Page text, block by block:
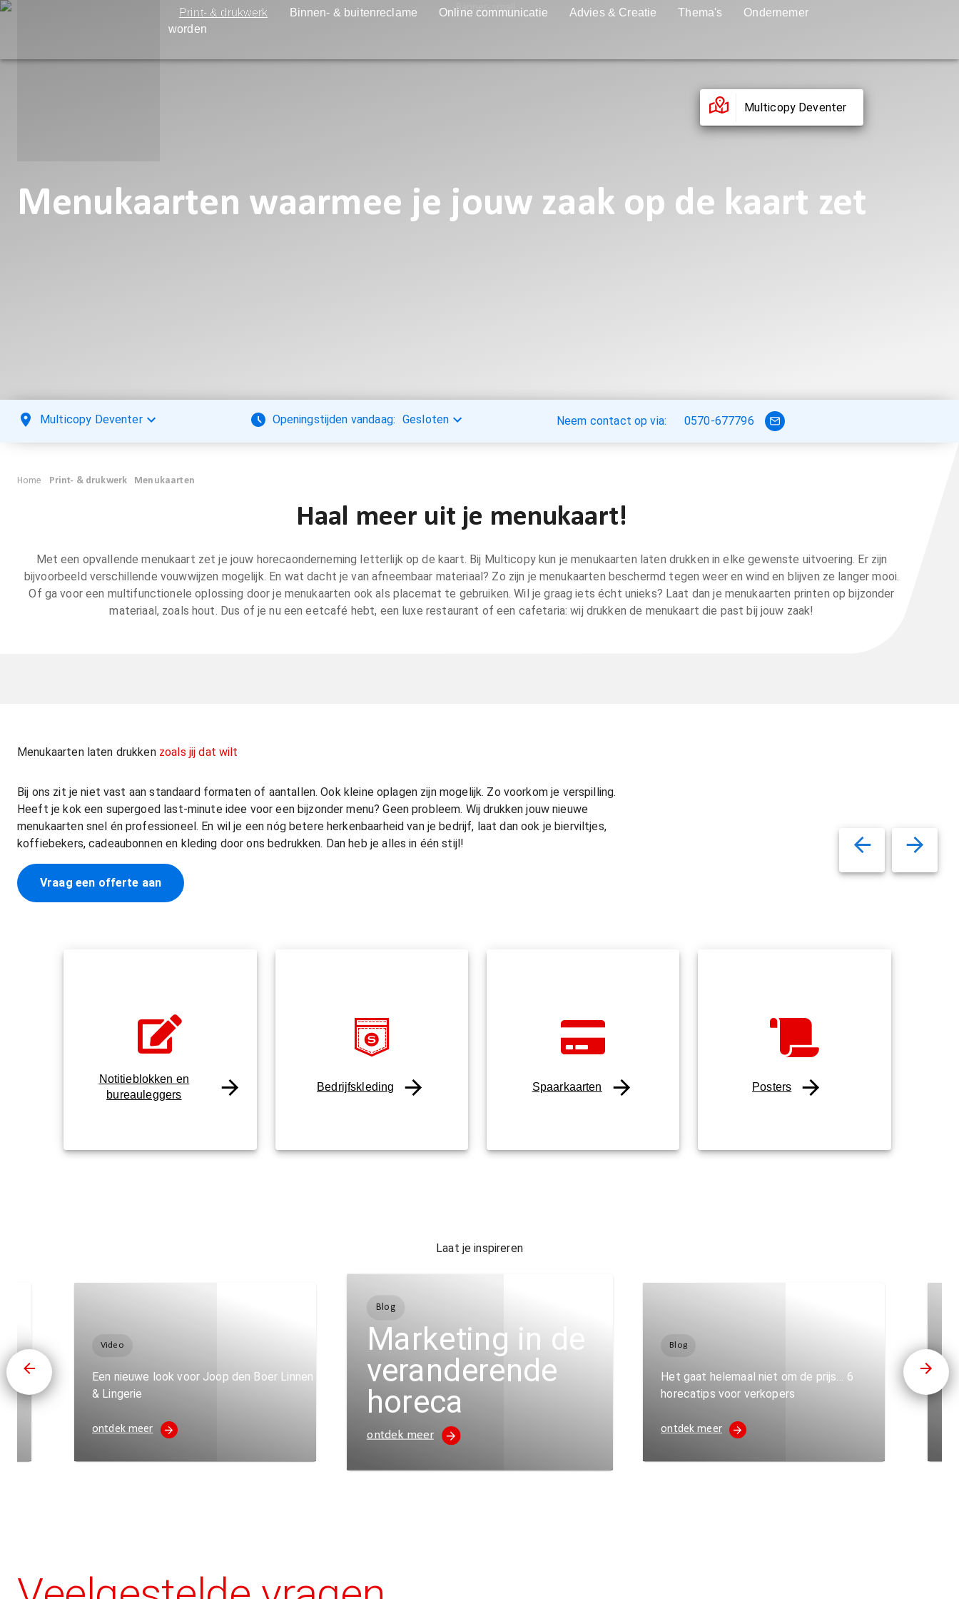
Print- & drukwerk Binnen- & buitenreclame Online communicatie Advies & Creatie Thema's
Ondernemer
worden
Multicopy Deventer
Menukaarten waarmee je jouw zaak op de kaart zet
Multicopy Deventer Openingstijden vandaag: Gesloten Neem contact op via: 0570-677796
Home Print- & drukwerk Menukaarten
Haal meer uit je menukaart!
Met een opvallende menukaart zet je jouw horecaonderneming letterlijk op de kaart. Bij Multicopy kun je menukaarten laten drukken in elke gewenste uitvoering. Er zijn
bijvoorbeeld verschillende vouwwijzen mogelijk. En wat dacht je van afneembaar materiaal? Zo zijn je menukaarten beschermd tegen weer en wind en blijven ze langer mooi.
Of ga voor een multifunctionele oplossing door je menukaarten ook als placemat te gebruiken. Wil je graag iets écht unieks? Laat dan je menukaarten printen op bijzonder
materiaal, zoals hout. Dus of je nu een eetcafé hebt, een luxe restaurant of een cafetaria: wij drukken de menukaart die past bij jouw zaak!
Menukaarten laten drukken zoals jij dat wilt
Bij ons zit je niet vast aan standaard formaten of aantallen. Ook kleine oplagen zijn mogelijk. Zo voorkom je verspilling.
Heeft je kok een supergoed last-minute idee voor een bijzonder menu? Geen probleem. Wij drukken jouw nieuwe
menukaarten snel én professioneel. En wil je een nóg betere herkenbaarheid van je bedrijf, laat dan ook je bierviltjes,
koffiebekers, cadeaubonnen en kleding door ons bedrukken. Dan heb je alles in één stijl!
Vraag een offerte aan
Notitieblokken en
bureauleggers
Bedrijfskleding Spaarkaarten Posters
Laat je inspireren
Video
Een nieuwe look voor Joop den Boer Linnen
& Lingerie
ontdek meer
Blog
Marketing in de
veranderende
horeca
ontdek meer
Blog
Het gaat helemaal niet om de prijs… 6
horecatips voor verkopers
ontdek meer